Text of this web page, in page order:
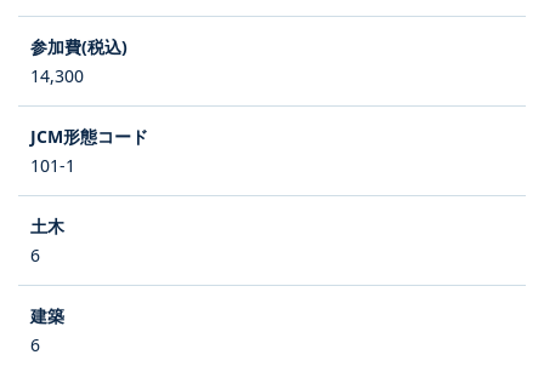
14,300
101-1
6
6